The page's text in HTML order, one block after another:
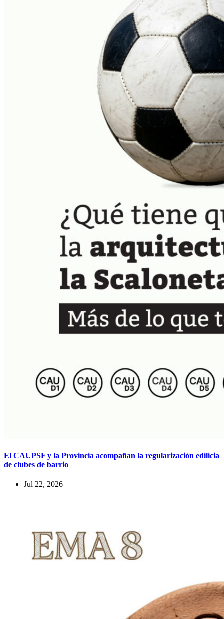
El CAUPSF y la Provincia acompañan la regularización edilicia
de clubes de barrio
Jul 22, 2026